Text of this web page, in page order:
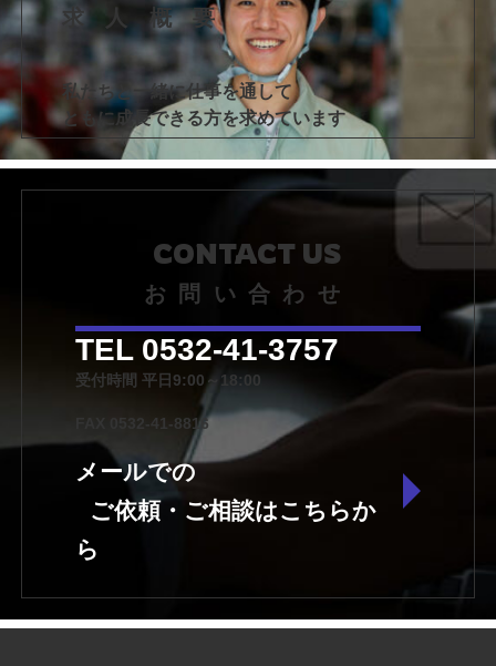
求人概要
私たちと一緒に仕事を通して
ともに成長できる方を求めています
CONTACT US
お問い合わせ
TEL 0532-41-3757
受付時間 平日9:00～18:00
FAX 0532-41-8816
メールでの
ご依頼・ご相談はこちらか
ら